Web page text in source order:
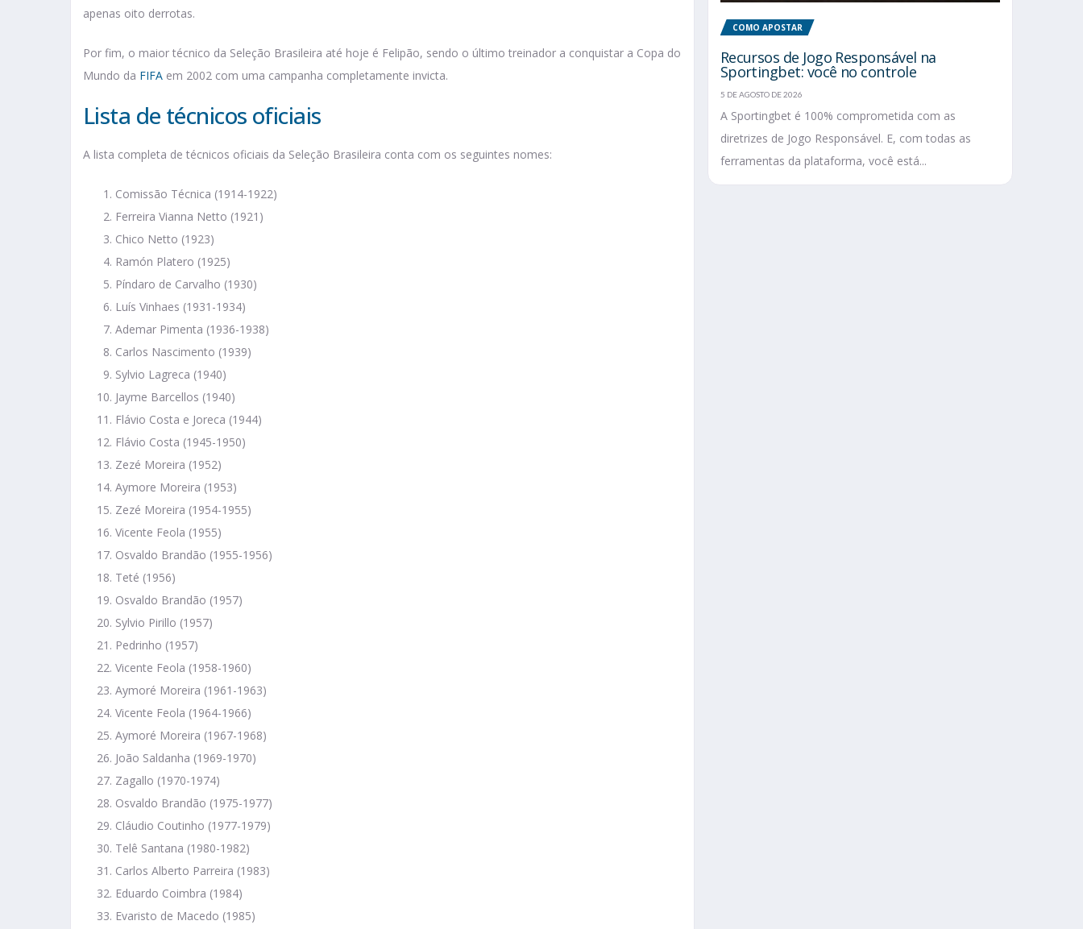
apenas oito derrotas.
Por fim, o maior técnico da Seleção Brasileira até hoje é Felipão, sendo o último treinador a conquistar a Copa do
Mundo da FIFA em 2002 com uma campanha completamente invicta.
Lista de técnicos oficiais
A lista completa de técnicos oficiais da Seleção Brasileira conta com os seguintes nomes:
Comissão Técnica (1914-1922)
Ferreira Vianna Netto (1921)
Chico Netto (1923)
Ramón Platero (1925)
Píndaro de Carvalho (1930)
Luís Vinhaes (1931-1934)
Ademar Pimenta (1936-1938)
Carlos Nascimento (1939)
Sylvio Lagreca (1940)
Jayme Barcellos (1940)
Flávio Costa e Joreca (1944)
Flávio Costa (1945-1950)
Zezé Moreira (1952)
Aymore Moreira (1953)
Zezé Moreira (1954-1955)
Vicente Feola (1955)
Osvaldo Brandão (1955-1956)
Teté (1956)
Osvaldo Brandão (1957)
Sylvio Pirillo (1957)
Pedrinho (1957)
Vicente Feola (1958-1960)
Aymoré Moreira (1961-1963)
Vicente Feola (1964-1966)
Aymoré Moreira (1967-1968)
João Saldanha (1969-1970)
Zagallo (1970-1974)
Osvaldo Brandão (1975-1977)
Cláudio Coutinho (1977-1979)
Telê Santana (1980-1982)
Carlos Alberto Parreira (1983)
Eduardo Coimbra (1984)
Evaristo de Macedo (1985)
COMO APOSTAR
Recursos de Jogo Responsável na
Sportingbet: você no controle
5 DE AGOSTO DE 2026
A Sportingbet é 100% comprometida com as
diretrizes de Jogo Responsável. E, com todas as
ferramentas da plataforma, você está...